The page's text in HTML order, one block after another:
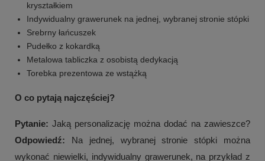
kryształkiem
Indywidualny grawerunek na jednej, wybranej stronie stópki
Srebrny łańcuszek
Pudełko z kokardką
Metalowa tabliczka z osobistą dedykacją
Torebka prezentowa ze wstążką
O co pytają najczęściej?
Pytanie: Jaką personalizację można dodać na zawieszce?
Odpowiedź: Na jednej, wybranej stronie stópki można
wykonać niewielki, indywidualny grawerunek, na przykład z